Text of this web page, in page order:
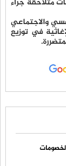
متلاحقة جرّاء
والاجتماعي
في توزيع